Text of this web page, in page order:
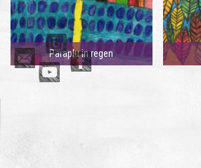
Paraplu in regen